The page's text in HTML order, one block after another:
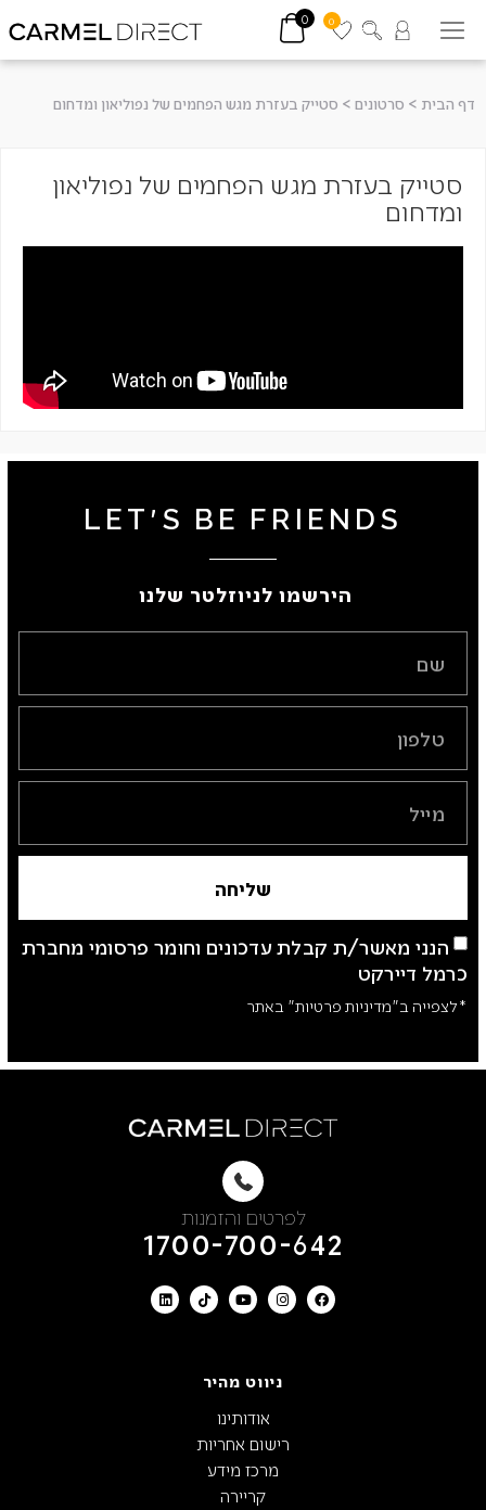
0
0
דף הבית > סרטונים > סטייק בעזרת מגש הפחמים של נפוליאון ומדחום
סטייק בעזרת מגש הפחמים של נפוליאון
ומדחום
LET'S BE FRIENDS
הירשמו לניוזלטר שלנו ​
הנני מאשר/ת קבלת עדכונים וחומר פרסומי מחברת
כרמל דיירקט
*לצפייה ב"מדיניות פרטיות" באתר
שליחה
לפרטים והזמנות
1700-700-642
ניווט מהיר
אודותינו
רישום אחריות
מרכז מידע
קריירה